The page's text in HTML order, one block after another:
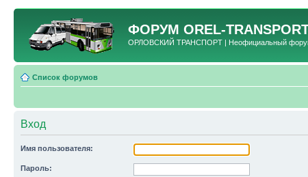
ФОРУМ OREL-
ОРЛОВСКИЙ ТРАНСПОРТ | Неофициальный форум
Список форумов
Вход
Имя пользователя:
Пароль: